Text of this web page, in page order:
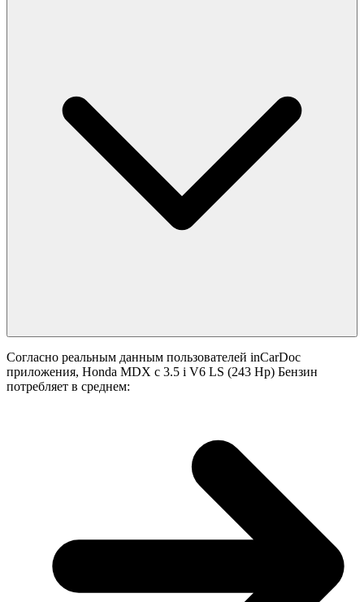
Согласно реальным данным пользователей inCarDoc
приложения, Honda MDX с 3.5 i V6 LS (243 Hp) Бензин
потребляет в среднем: